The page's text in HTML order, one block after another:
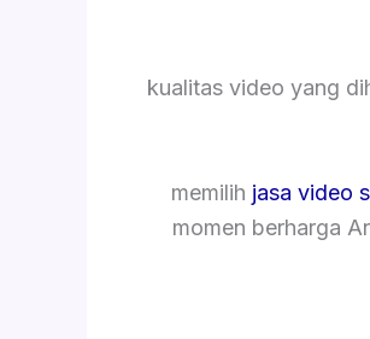
kualitas video yang
memilih jasa video
momen berharga